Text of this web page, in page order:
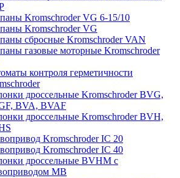
Kromschroder VG 6-15/10
Kromschroder VG
сбросные Kromschroder VAN
газовые моторные Kromschroder
контроля герметичности
дроссельные Kromschroder BVG,
BVA, BVAF
дроссельные Kromschroder BVH,
Kromschroder IC 20
Kromschroder IC 40
дроссельные BVHM с
МВ